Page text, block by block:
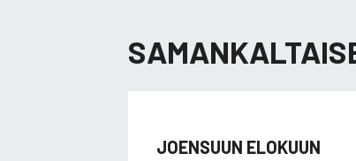
JOENSUUN ELOKUUN